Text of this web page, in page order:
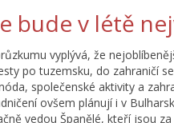
bude v létě
vyplývá, že
po tuzemsku, do zahraničí
společenské aktivity a
ovšem plánují i v
vedou Španělé, kteří jsou